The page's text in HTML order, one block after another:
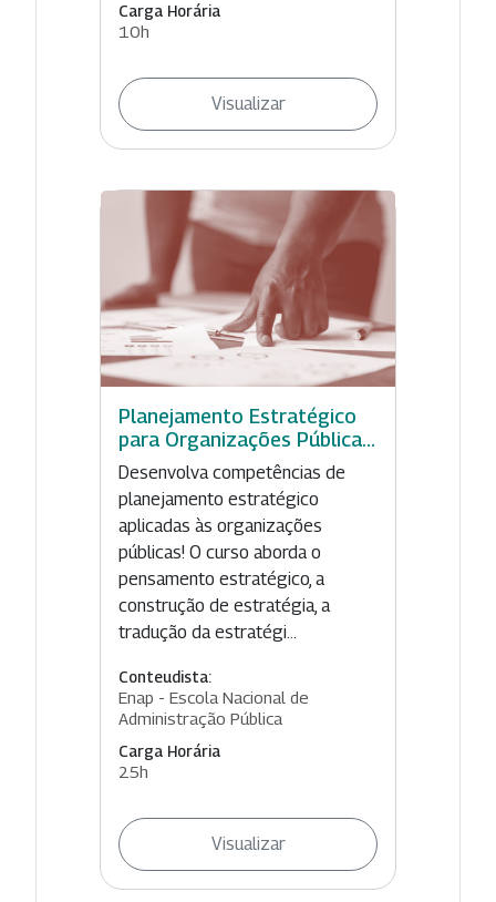
Carga Horária
10h
Visualizar
Planejamento Estratégico
para Organizações Pública...
Desenvolva competências de
planejamento estratégico
aplicadas às organizações
públicas! O curso aborda o
pensamento estratégico, a
construção de estratégia, a
tradução da estratégi...
Conteudista:
Enap - Escola Nacional de
Administração Pública
Carga Horária
25h
Visualizar